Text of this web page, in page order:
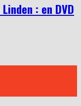
: en DVD